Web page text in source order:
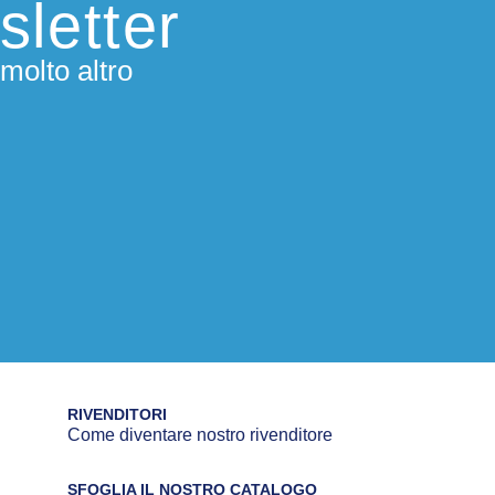
altro
RIVENDITORI
Come diventare nostro rivenditore
SFOGLIA IL NOSTRO CATALOGO